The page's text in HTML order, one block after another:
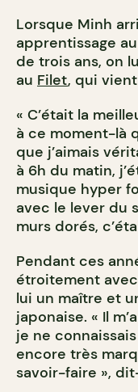
Lorsque Minh
apprentissage
de trois ans, on
au Filet, qui
« C’était la
à ce moment-là
que j’aimais
à 6h du matin,
musique hyper
avec le lever du
murs dorés,
Pendant ces
étroitement
lui un maître et
japonaise. « Il
je ne
encore très
savoir-faire »,